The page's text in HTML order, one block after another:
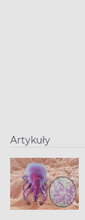
Artykuły